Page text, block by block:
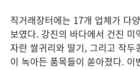
직거래장터에는 17개 업체가 다
보였다. 강진의 바다에서 건진 미
자란 쌀귀리와 딸기, 그리고 작두
이 녹아든 품목들이 쏟아졌다. 이